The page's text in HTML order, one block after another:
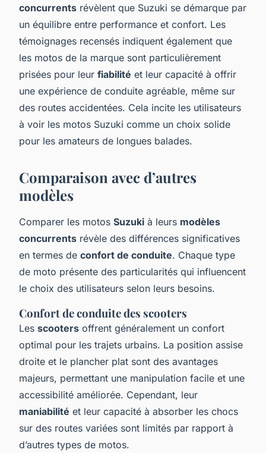
concurrents révèlent que Suzuki se démarque par
un équilibre entre performance et confort. Les
témoignages recensés indiquent également que
les motos de la marque sont particulièrement
prisées pour leur fiabilité et leur capacité à offrir
une expérience de conduite agréable, même sur
des routes accidentées. Cela incite les utilisateurs
à voir les motos Suzuki comme un choix solide
pour les amateurs de longues balades.
Comparaison avec d’autres
modèles
Comparer les motos Suzuki à leurs modèles
concurrents révèle des différences significatives
en termes de confort de conduite. Chaque type
de moto présente des particularités qui influencent
le choix des utilisateurs selon leurs besoins.
Confort de conduite des scooters
Les scooters offrent généralement un confort
optimal pour les trajets urbains. La position assise
droite et le plancher plat sont des avantages
majeurs, permettant une manipulation facile et une
accessibilité améliorée. Cependant, leur
maniabilité et leur capacité à absorber les chocs
sur des routes variées sont limités par rapport à
d’autres types de motos.